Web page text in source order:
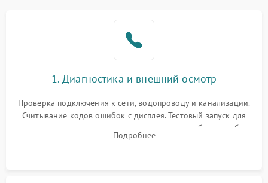
1. Диагностика и внешний осмотр
Проверка подключения к сети, водопроводу и канализации.
Считывание кодов ошибок с дисплея. Тестовый запуск для
выявления посторонних шумов, протечек или сбоев в работе
электронного модуля управления.
Подробнее